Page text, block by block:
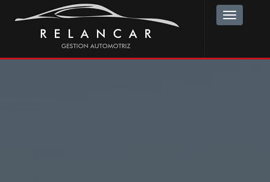
Toggle
navigation